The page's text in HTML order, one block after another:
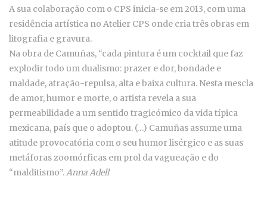
A sua colaboração com o CPS inicia-se em 2013, com uma
residência artística no Atelier CPS onde cria três obras em
litografia e gravura.
Na obra de Camuñas, “cada pintura é um cocktail que faz
explodir todo um dualismo: prazer e dor, bondade e
maldade, atração-repulsa, alta e baixa cultura. Nesta mescla
de amor, humor e morte, o artista revela a sua
permeabilidade a um sentido tragicómico da vida típica
mexicana, país que o adoptou. (…) Camuñas assume uma
atitude provocatória com o seu humor lisérgico e as suas
metáforas zoomórficas em prol da vagueação e do
“malditismo”. Anna Adell